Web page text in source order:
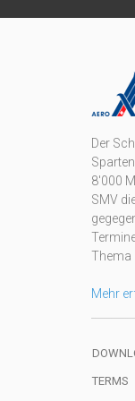
Der
8'000
SMV
Thema
Mehr
TERMS